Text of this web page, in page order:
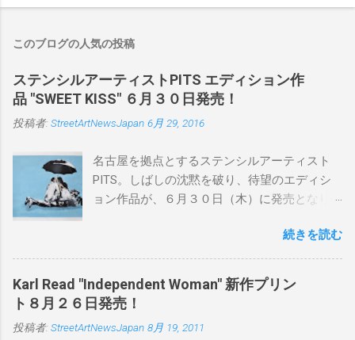
このブログの人気の投稿
ステンシルアーティストPITS エディション作
品 "SWEET KISS" ６月３０日発売！
投稿者: StreetArtNewsJapan 6月 29, 2016
名古屋を拠点とするステンシルアーティスト
PITS。しばしの沈黙を破り、待望のエディシ
ョン作品が、６月３０日（木）に発売となり
品に落とし込むスタイルは今作でも健在。(
PITSの過去記事はこちらから ) 発売日：6月30
日(木)19時 タイトル：SWEET KISS カラー：
BLUE/MINT GREEN/PINK/YELLOW エディショ
ン：各色５ サイズ：800mm × 550mm 価格：
¥16,000(¥17,280) 購入は、 こちら から
続きを読む
Karl Read "Independent Woman" 新作プリン
ト８月２６日発売！
投稿者: StreetArtNewsJapan 8月 19, 2011